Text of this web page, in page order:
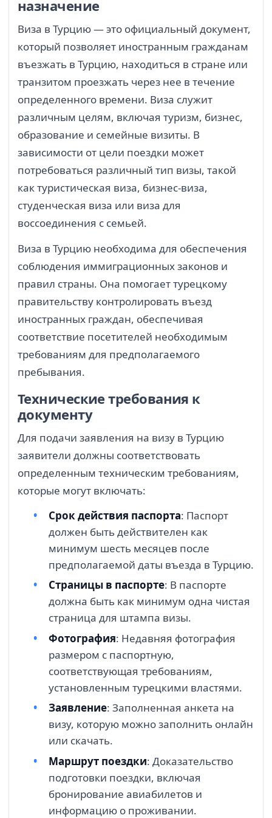
назначение
Виза в Турцию — это официальный документ,
который позволяет иностранным гражданам
въезжать в Турцию, находиться в стране или
транзитом проезжать через нее в течение
определенного времени. Виза служит
различным целям, включая туризм, бизнес,
образование и семейные визиты. В
зависимости от цели поездки может
потребоваться различный тип визы, такой
как туристическая виза, бизнес-виза,
студенческая виза или виза для
воссоединения с семьей.
Виза в Турцию необходима для обеспечения
соблюдения иммиграционных законов и
правил страны. Она помогает турецкому
правительству контролировать въезд
иностранных граждан, обеспечивая
соответствие посетителей необходимым
требованиям для предполагаемого
пребывания.
Технические требования к
документу
Для подачи заявления на визу в Турцию
заявители должны соответствовать
определенным техническим требованиям,
которые могут включать:
Срок действия паспорта: Паспорт
должен быть действителен как
минимум шесть месяцев после
предполагаемой даты въезда в Турцию.
Страницы в паспорте: В паспорте
должна быть как минимум одна чистая
страница для штампа визы.
Фотография: Недавняя фотография
размером с паспортную,
соответствующая требованиям,
установленным турецкими властями.
Заявление: Заполненная анкета на
визу, которую можно заполнить онлайн
или скачать.
Маршрут поездки: Доказательство
подготовки поездки, включая
бронирование авиабилетов и
информацию о проживании.